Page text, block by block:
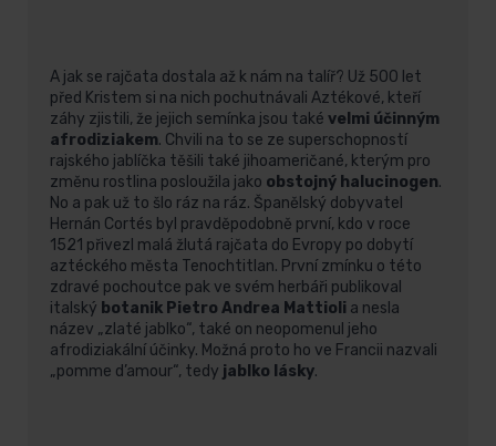
A jak se rajčata dostala až k nám na talíř? Už 500 let
před Kristem si na nich pochutnávali Aztékové, kteří
záhy zjistili, že jejich semínka jsou také velmi účinným
afrodiziakem. Chvili na to se ze superschopností
rajského jablíčka těšili také jihoameričané, kterým pro
změnu rostlina posloužila jako obstojný halucinogen.
No a pak už to šlo ráz na ráz. Španělský dobyvatel
Hernán Cortés byl pravděpodobně první, kdo v roce
1521 přivezl malá žlutá rajčata do Evropy po dobytí
aztéckého města Tenochtitlan. První zmínku o této
zdravé pochoutce pak ve svém herbáři publikoval
italský botanik Pietro Andrea Mattioli a nesla
název „zlaté jablko“, také on neopomenul jeho
afrodiziakální účinky. Možná proto ho ve Francii nazvali
„pomme d’amour“, tedy jablko lásky.